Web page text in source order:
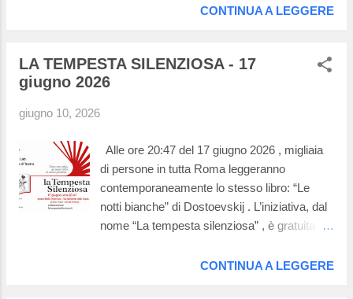
parte dei soldi che andranno a sostenere quel
Senza Frontiere e Marameo Festival . Teatro,
giovani e solidarietà si incontrano per dar vita
CONTINUA A LEGGERE
LA TEMPESTA SILENZIOSA - 17
giugno 2026
giugno 10, 2026
Alle ore 20:47 del 17 giugno 2026 , migliaia
di persone in tutta Roma leggeranno
contemporaneamente lo stesso libro: “Le
notti bianche” di Dostoevskij . L’iniziativa, dal
nome “La tempesta silenziosa” , è gratuita ;
cliccando questo link . Anche laCONTINUA A LEGGERE